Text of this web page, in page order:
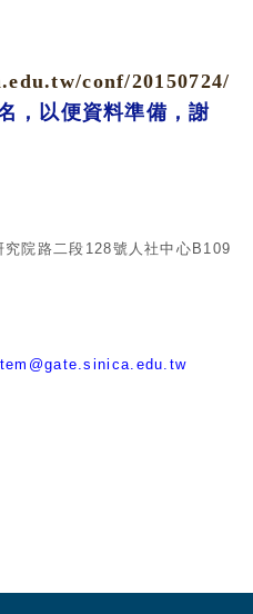
conf/20150724/
，以便資料準備 ，謝
究院路二段 128號人社中心 B109